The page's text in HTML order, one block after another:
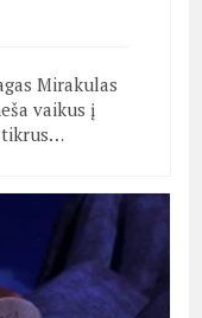
Mirakulas
vaikus į
tikrus…